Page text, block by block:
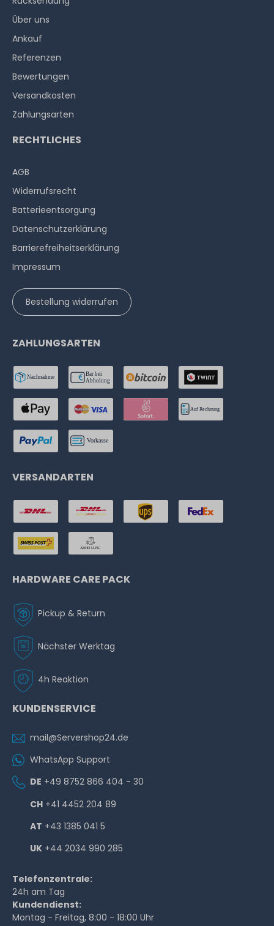
Über uns
Ankauf
Referenzen
Bewertungen
Versandkosten
Zahlungsarten
RECHTLICHES
AGB
Widerrufs­recht
Batterieentsorgung
Datenschutzerklärung
Barrierefreiheitserklärung
Impressum
Bestellung widerrufen
ZAHLUNGSARTEN
VERSANDARTEN
HARDWARE CARE PACK
Pickup & Return
Nächster Werktag
4h Reaktion
KUNDENSERVICE
mail@Servershop24.de
WhatsApp Support
DE +49 8752 866 404 - 30
CH +41 4452 204 89
AT +43 1385 041 5
UK +44 2034 990 285
Telefonzentrale:
24h am Tag
Kundendienst:
Montag - Freitag, 8:00 - 18:00 Uhr